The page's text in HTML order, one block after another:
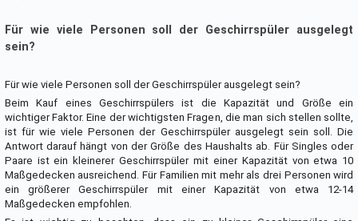
Für wie viele Personen soll der Geschirrspüler ausgelegt
sein?
Für wie viele Personen soll der Geschirrspüler ausgelegt sein?
Beim Kauf eines Geschirrspülers ist die Kapazität und Größe ein
wichtiger Faktor. Eine der wichtigsten Fragen, die man sich stellen sollte,
ist für wie viele Personen der Geschirrspüler ausgelegt sein soll. Die
Antwort darauf hängt von der Größe des Haushalts ab. Für Singles oder
Paare ist ein kleinerer Geschirrspüler mit einer Kapazität von etwa 10
Maßgedecken ausreichend. Für Familien mit mehr als drei Personen wird
ein größerer Geschirrspüler mit einer Kapazität von etwa 12-14
Maßgedecken empfohlen.